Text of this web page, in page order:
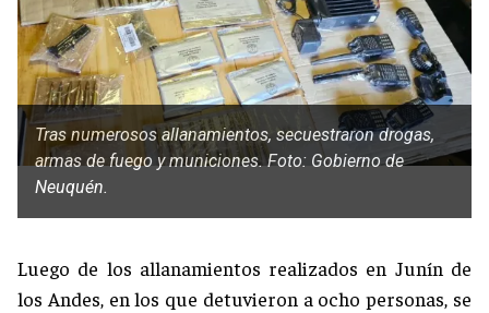
Tras numerosos allanamientos, secuestraron drogas,
armas de fuego y municiones. Foto: Gobierno de
Neuquén.
Luego de los allanamientos realizados en Junín de
los Andes, en los que detuvieron a ocho personas, se